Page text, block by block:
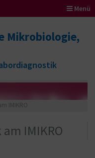
Menü
Mikrobiologie,
IMIKRO
IMIKRO